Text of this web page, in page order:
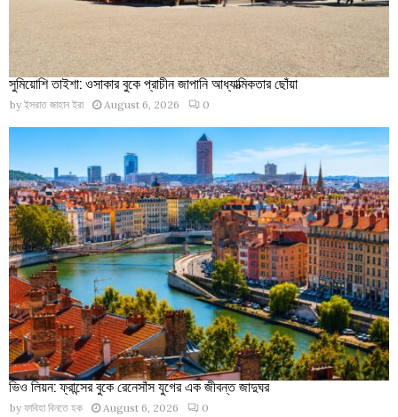
সুমিয়োশি তাইশা: ওসাকার বুকে প্রাচীন জাপানি আধ্যাত্মিকতার ছোঁয়া
by ইসরাত জাহান ইরা August 6, 2026 0
ভিও লিয়ন: ফ্রান্সের বুকে রেনেসাঁস যুগের এক জীবন্ত জাদুঘর
by ফাবিহা বিনতে হক August 6, 2026 0